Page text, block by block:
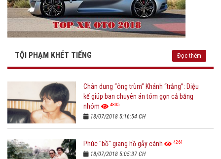
TỘI PHẠM KHÉT TIẾNG Đọc thêm
Chân dung “ông trùm” Khánh “trắng”: Diệu
kế giúp ban chuyên án tóm gọn cả băng
nhóm
4805
18/07/2018 5:16:54 CH
Phúc "bồ" giang hồ gẫy cánh 4261
18/07/2018 5:05:37 CH